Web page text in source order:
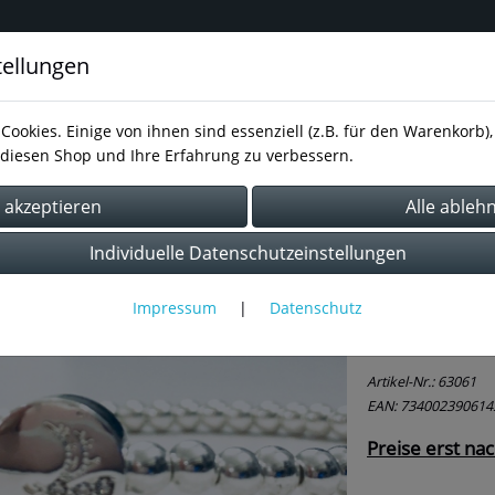
Design für Schmuck,
AGB
Artikel-Nr.:63061
EAN:
Preise erst
Einige von ihnen sind essenziell (z.B. für den
Shop und Ihre Erfahrung zu verbessern.
Individuelle Datenschutzeinstellungen
Impressum | Datenschutz